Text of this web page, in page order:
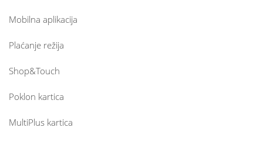
Mobilna aplikacija
Plaćanje režija
Shop&Touch
Poklon kartica
MultiPlus kartica